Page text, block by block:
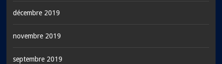
décembre 2019
novembre 2019
septembre 2019